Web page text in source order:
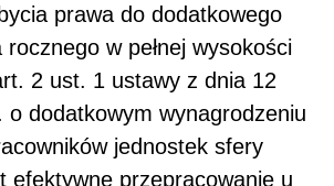
prawa do dodatkowego
w pełnej wysokości
2 ust. 1 ustawy z dnia 12
o dodatkowym wynagrodzeniu
jednostek sfery
efektywne przepracowanie u